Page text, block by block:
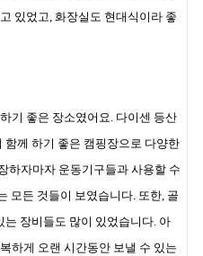
있었고, 화장실도 현대식이라 좋
기 좋은 장소였어요. 다이센 등산
함께 하기 좋은 캠핑장으로 다양한
하자마자 운동기구들과 사용할 수
모든 것들이 보였습니다. 또한, 골
는 장비들도 많이 있었습니다. 아
하게 오랜 시간동안 보낼 수 있는